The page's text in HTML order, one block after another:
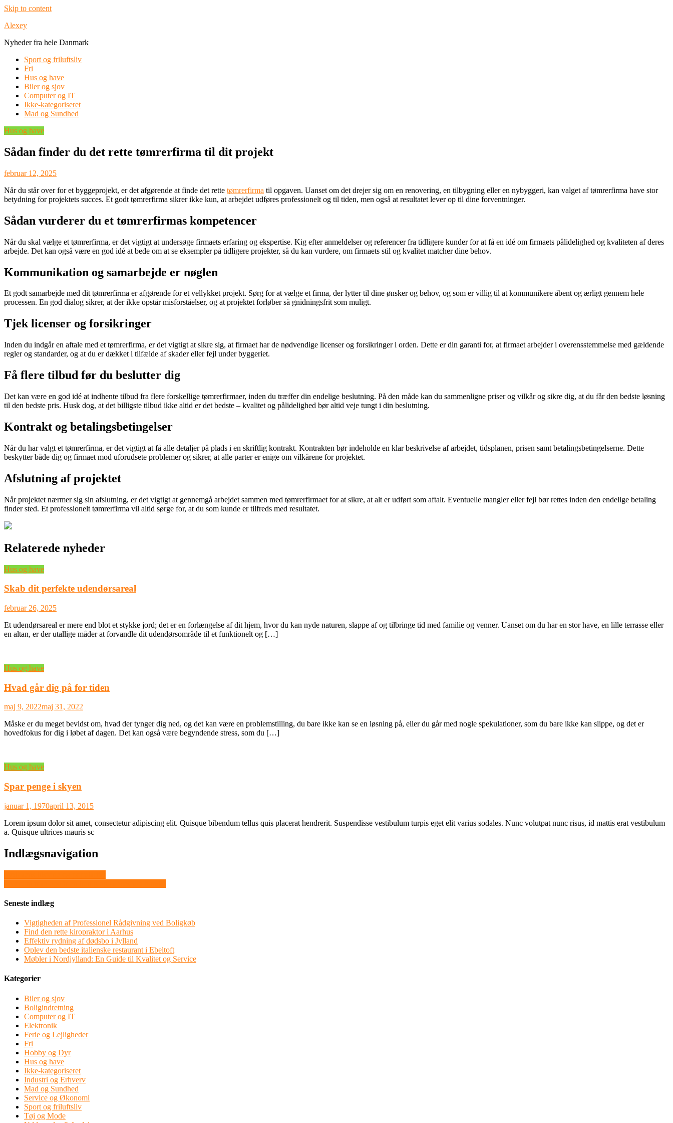
Skip to content
Alexey
Nyheder fra hele Danmark
Sport og friluftsliv
Fri
Hus og have
Biler og sjov
Computer og IT
Ikke-kategoriseret
Mad og Sundhed
Hus og have
Sådan finder du det rette tømrerfirma til dit projekt
februar 12, 2025
Når du står over for et byggeprojekt, er det afgørende at finde det rette tømrerfirma til opgaven. Uanset om det drejer sig om en renovering, en tilbygning eller en nybyggeri, kan valget af tømrerfirma have stor
betydning for projektets succes. Et godt tømrerfirma sikrer ikke kun, at arbejdet udføres professionelt og til tiden, men også at resultatet lever op til dine forventninger.
Sådan vurderer du et tømrerfirmas kompetencer
Når du skal vælge et tømrerfirma, er det vigtigt at undersøge firmaets erfaring og ekspertise. Kig efter anmeldelser og referencer fra tidligere kunder for at få en idé om firmaets pålidelighed og kvaliteten af deres
arbejde. Det kan også være en god idé at bede om at se eksempler på tidligere projekter, så du kan vurdere, om firmaets stil og kvalitet matcher dine behov.
Kommunikation og samarbejde er nøglen
Et godt samarbejde med dit tømrerfirma er afgørende for et vellykket projekt. Sørg for at vælge et firma, der lytter til dine ønsker og behov, og som er villig til at kommunikere åbent og ærligt gennem hele
processen. En god dialog sikrer, at der ikke opstår misforståelser, og at projektet forløber så gnidningsfrit som muligt.
Tjek licenser og forsikringer
Inden du indgår en aftale med et tømrerfirma, er det vigtigt at sikre sig, at firmaet har de nødvendige licenser og forsikringer i orden. Dette er din garanti for, at firmaet arbejder i overensstemmelse med gældende
regler og standarder, og at du er dækket i tilfælde af skader eller fejl under byggeriet.
Få flere tilbud før du beslutter dig
Det kan være en god idé at indhente tilbud fra flere forskellige tømrerfirmaer, inden du træffer din endelige beslutning. På den måde kan du sammenligne priser og vilkår og sikre dig, at du får den bedste løsning
til den bedste pris. Husk dog, at det billigste tilbud ikke altid er det bedste – kvalitet og pålidelighed bør altid veje tungt i din beslutning.
Kontrakt og betalingsbetingelser
Når du har valgt et tømrerfirma, er det vigtigt at få alle detaljer på plads i en skriftlig kontrakt. Kontrakten bør indeholde en klar beskrivelse af arbejdet, tidsplanen, prisen samt betalingsbetingelserne. Dette
beskytter både dig og firmaet mod uforudsete problemer og sikrer, at alle parter er enige om vilkårene for projektet.
Afslutning af projektet
Når projektet nærmer sig sin afslutning, er det vigtigt at gennemgå arbejdet sammen med tømrerfirmaet for at sikre, at alt er udført som aftalt. Eventuelle mangler eller fejl bør rettes inden den endelige betaling
finder sted. Et professionelt tømrerfirma vil altid sørge for, at du som kunde er tilfreds med resultatet.
Relaterede nyheder
Hus og have
Skab dit perfekte udendørsareal
februar 26, 2025
Et udendørsareal er mere end blot et stykke jord; det er en forlængelse af dit hjem, hvor du kan nyde naturen, slappe af og tilbringe tid med familie og venner. Uanset om du har en stor have, en lille terrasse eller
en altan, er der utallige måder at forvandle dit udendørsområde til et funktionelt og […]
Hus og have
Hvad går dig på for tiden
maj 9, 2022maj 31, 2022
Måske er du meget bevidst om, hvad der tynger dig ned, og det kan være en problemstilling, du bare ikke kan se en løsning på, eller du går med nogle spekulationer, som du bare ikke kan slippe, og det er
hovedfokus for dig i løbet af dagen. Det kan også være begyndende stress, som du […]
Hus og have
Spar penge i skyen
januar 1, 1970april 13, 2015
Lorem ipsum dolor sit amet, consectetur adipiscing elit. Quisque bibendum tellus quis placerat hendrerit. Suspendisse vestibulum turpis eget elit varius sodales. Nunc volutpat nunc risus, id mattis erat vestibulum
a. Quisque ultrices mauris sc
Indlægsnavigation
Seneste indlæg
Vigtigheden af Professionel Rådgivning ved Boligkøb
Find den rette kiropraktor i Aarhus
Effektiv rydning af dødsbo i Jylland
Oplev den bedste italienske restaurant i Ebeltoft
Møbler i Nordjylland: En Guide til Kvalitet og Service
Kategorier
Biler og sjov
Boligindretning
Computer og IT
Elektronik
Ferie og Lejligheder
Fri
Hobby og Dyr
Hus og have
Ikke-kategoriseret
Industri og Erhverv
Mad og Sundhed
Service og Økonomi
Sport og friluftsliv
Tøj og Mode